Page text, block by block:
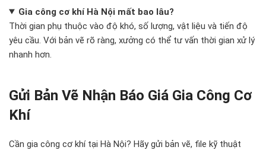
Gia công cơ khí Hà Nội mất bao lâu?
Thời gian phụ thuộc vào độ khó, số lượng, vật liệu và tiến độ
yêu cầu. Với bản vẽ rõ ràng, xưởng có thể tư vấn thời gian xử lý
nhanh hơn.
Gửi Bản Vẽ Nhận Báo Giá Gia Công Cơ
Khí
Cần gia công cơ khí tại Hà Nội? Hãy gửi bản vẽ, file kỹ thuật